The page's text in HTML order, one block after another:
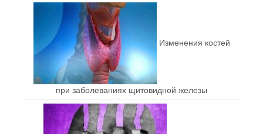
Изменения костей
при заболеваниях щитовидной железы